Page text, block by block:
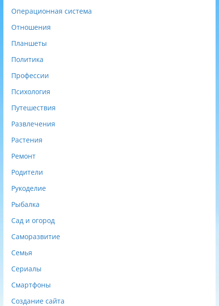
Операционная система
Отношения
Планшеты
Политика
Профессии
Психология
Путешествия
Развлечения
Растения
Ремонт
Родители
Рукоделие
Рыбалка
Сад и огород
Саморазвитие
Семья
Сериалы
Смартфоны
Создание сайта